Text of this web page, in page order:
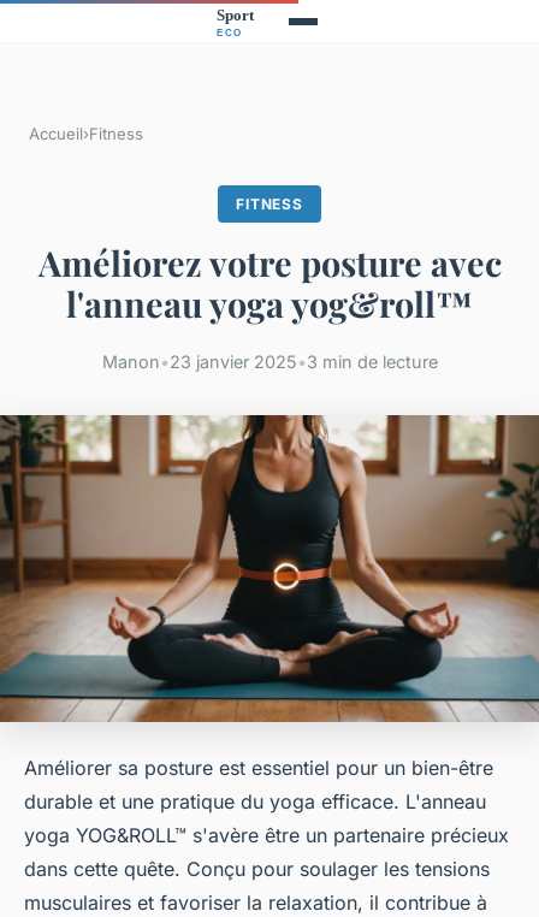
Accueil›Fitness
FITNESS
Améliorez votre posture avec
l'anneau yoga yog&roll™
Manon•23 janvier 2025•3 min de lecture
Améliorer sa posture est essentiel pour un bien-être
durable et une pratique du yoga efficace. L'anneau
yoga YOG&ROLL™ s'avère être un partenaire précieux
dans cette quête. Conçu pour soulager les tensions
musculaires et favoriser la relaxation, il contribue à